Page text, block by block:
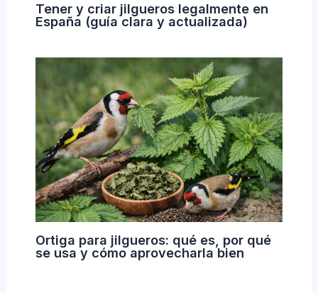
Tener y criar jilgueros legalmente en
España (guía clara y actualizada)
Ortiga para jilgueros: qué es, por qué
se usa y cómo aprovecharla bien